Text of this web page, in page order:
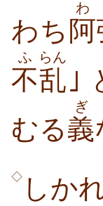
わち 阿
わ
不
ふ
乱
らん
｣
むる義
ぎ
◇ しか